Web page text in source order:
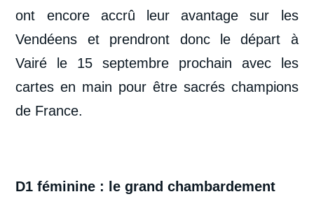
ont encore accrû leur avantage sur les
Vendéens et prendront donc le départ à
Vairé le 15 septembre prochain avec les
cartes en main pour être sacrés champions
de France.
D1 féminine : le grand chambardement